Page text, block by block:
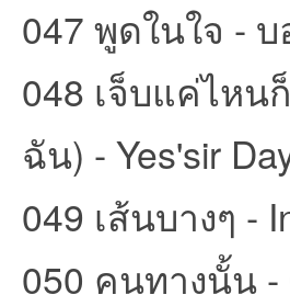
047 พูดในใจ -
048 เจ็บแค่ไหน
ฉัน) - Yes'sir
049 เส้นบางๆ -
050 คนทางนั้น -